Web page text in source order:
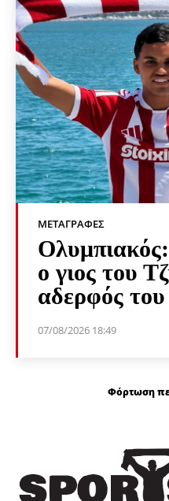
ΜΕΤΑΓΡΑΦΈΣ
ο γιος του
αδερφός
07/08/2026 18:49
Φόρτωση